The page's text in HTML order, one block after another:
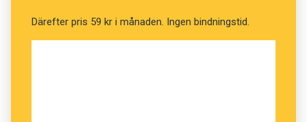
Därefter pris 59 kr i månaden. Ingen bindningstid.